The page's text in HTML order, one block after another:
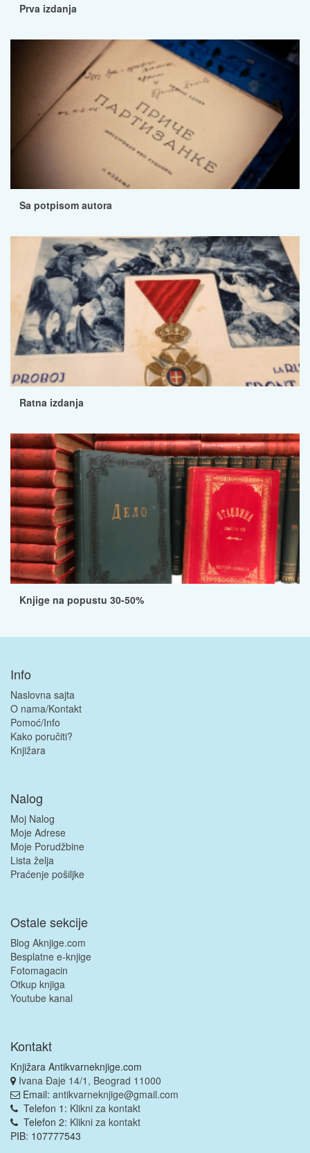
Prva izdanja
Sa potpisom autora
Ratna izdanja
Knjige na popustu 30-50%
Info
Naslovna sajta
O nama/Kontakt
Pomoć/Info
Kako poručiti?
Knjižara
Nalog
Moj Nalog
Moje Adrese
Moje Porudžbine
Lista želja
Praćenje pošiljke
Ostale sekcije
Blog Aknjige.com
Besplatne e-knjige
Fotomagacin
Otkup knjiga
Youtube kanal
Kontakt
Knjižara Antikvarneknjige.com
Ivana Đaje 14/1, Beograd 11000
Email: antikvarneknjige@gmail.com
Telefon 1: Klikni za kontakt
Telefon 2: Klikni za kontakt
PIB: 107777543